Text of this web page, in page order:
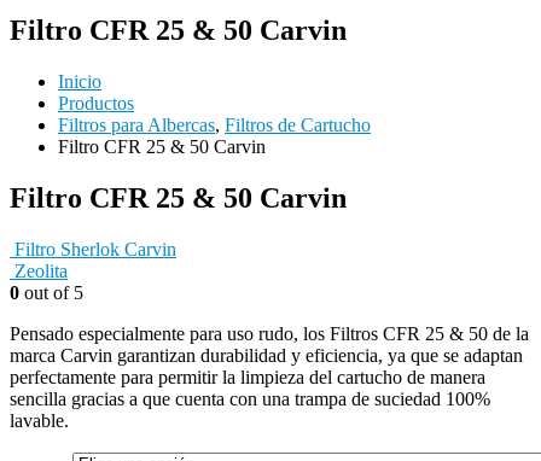
Filtro CFR 25 & 50 Carvin
Inicio
Productos
Filtros para Albercas, Filtros de Cartucho
Filtro CFR 25 & 50 Carvin
Filtro CFR 25 & 50 Carvin
Filtro Sherlok Carvin
Zeolita
0 out of 5
Pensado especialmente para uso rudo, los Filtros CFR 25 & 50 de la
marca Carvin garantizan durabilidad y eficiencia, ya que se adaptan
perfectamente para permitir la limpieza del cartucho de manera
sencilla gracias a que cuenta con una trampa de suciedad 100%
lavable.